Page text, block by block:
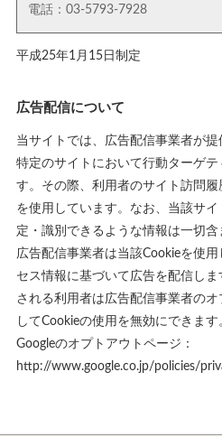
電話：03-5793-7928
平成25年1月15日制定
広告配信について
当サイトでは、広告配信事業者が提
特定のサイトにおいて行動ターゲ
す。その際、利用者のサイト訪問
を使用しています。なお、当該サ
定・識別できるような情報は一切含
広告配信事業者は当該Cookieを使
セス情報に基づいて広告を配信し
される利用者は広告配信事業者の
してCookieの使用を無効にできます
Googleのオプトアウトページ：
http://www.google.co.jp/policies/